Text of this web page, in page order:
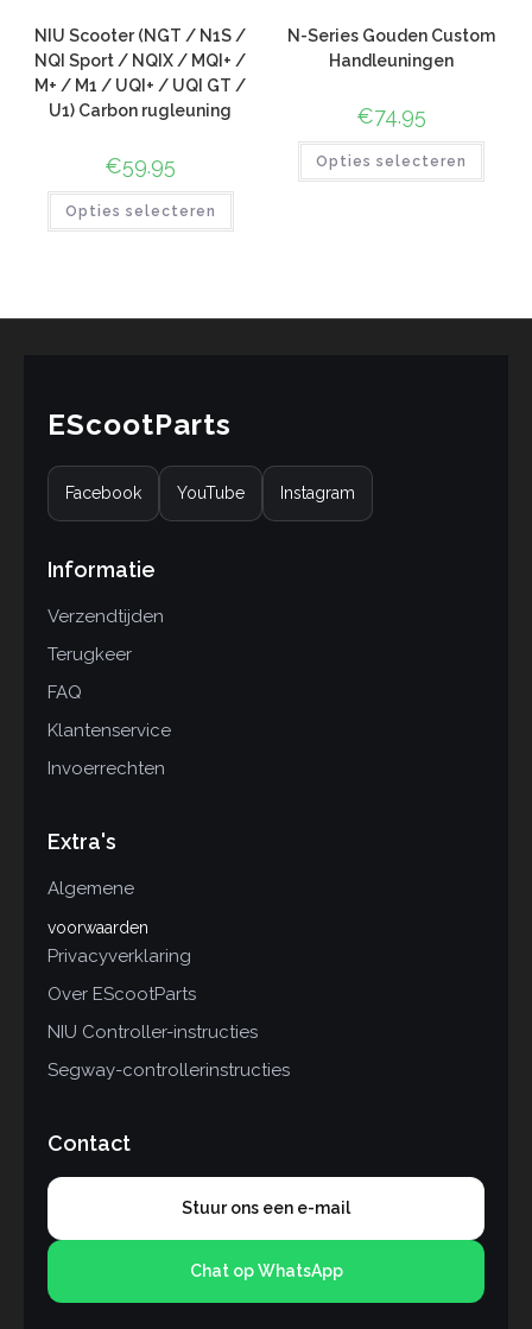
NIU Scooter (NGT / N1S /
NQI Sport / NQIX / MQI+ /
M+ / M1 / UQI+ / UQI GT /
U1) Carbon rugleuning
€59.95
Opties selecteren
N-Series Gouden Custom
Handleuningen
€74.95
Opties selecteren
EScootParts
Facebook YouTube Instagram
Informatie
Verzendtijden
Terugkeer
FAQ
Klantenservice
Invoerrechten
Extra's
Algemene
voorwaarden
Privacyverklaring
Over EScootParts
NIU Controller-instructies
Segway-controllerinstructies
Contact
Stuur ons een e-mail
Chat op WhatsApp